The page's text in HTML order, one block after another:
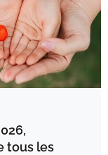
tous les